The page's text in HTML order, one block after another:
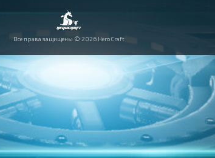
Все права защищены © 2026 HeroCraft